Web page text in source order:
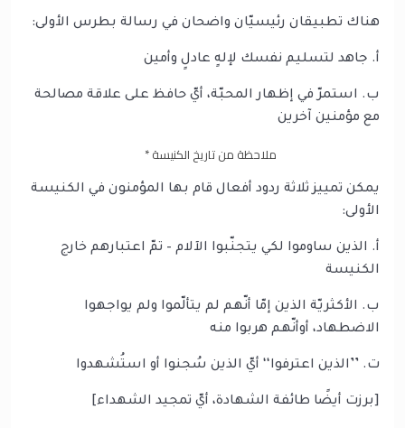
هناك تطبيقان رئيسيّان واضحان في رسالة بطرس الأولى:
أ‌. جاهد لتسليم نفسك لإلهٍ عادلٍ وأمين
ب‌. استمرّ في إظهار المحبّة، أيّ حافظ على علاقة مصالحة
مع مؤمنين آخرين
ملاحظة من تاريخ الكنيسة *
يمكن تمييز ثلاثة ردود أفعال قام بها المؤمنون في الكنيسة
الأولى:
أ‌. الذين ساوموا لكي يتجنّبوا الآلام – تمّ اعتبارهم خارج
الكنيسة
ب‌. الأكثريّة الذين إمّا أنّهم لم يتألّموا ولم يواجهوا
الاضطهاد، أوأنّهم هربوا منه
ت‌. ’’الذين اعترفوا‘‘ أيّ الذين سُجنوا أو استُشهدوا
[برزت أيضًا طائفة الشهادة، أيّ تمجيد الشهداء]